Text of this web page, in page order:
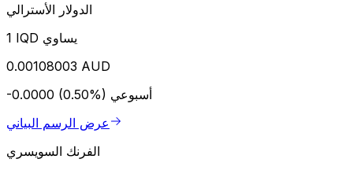
الدولار الأسترالي
1 IQD يساوي
0.00108003 AUD
-0.0000 (0.50%) أسبوعي
عرض الرسم البياني
الفرنك السويسري